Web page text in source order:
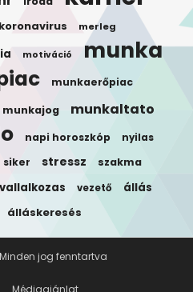
koronavirus merleg
motiváció munka
munkaerőpiac
munkajog munkaltato
napi horoszkóp nyilas
siker stressz szakma
vallalkozas vezető állás
álláskeresés
Médiaajánlat
jog fenntartva